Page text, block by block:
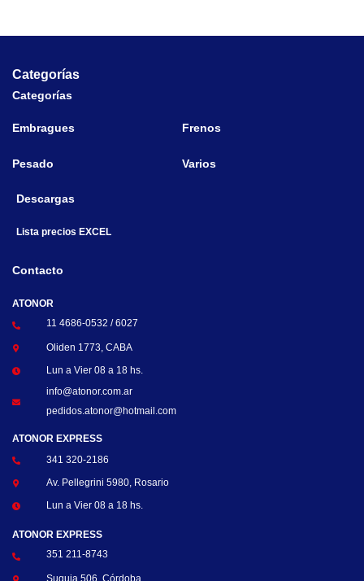
Categorías
Categorías
Embragues Frenos
Pesado Varios
Descargas
Lista precios EXCEL
Contacto
ATONOR
11 4686-0532 / 6027
Oliden 1773, CABA
Lun a Vier 08 a 18 hs.
info@atonor.com.ar
pedidos.atonor@hotmail.com
ATONOR EXPRESS
341 320-2186
Av. Pellegrini 5980, Rosario
Lun a Vier 08 a 18 hs.
ATONOR EXPRESS
351 211-8743